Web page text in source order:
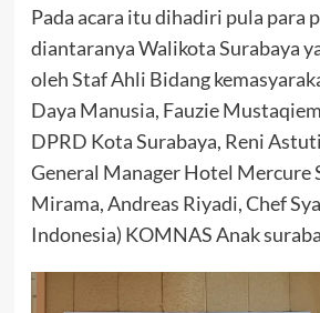
Pada acara itu dihadiri pula para
diantaranya Walikota Surabaya
oleh Staf Ahli Bidang
Daya Manusia, Fauzie
DPRD Kota Surabaya, Reni
General Manager Hotel Mercure
Mirama, Andreas Riyadi, Chef
Indonesia) KOMNAS Anak